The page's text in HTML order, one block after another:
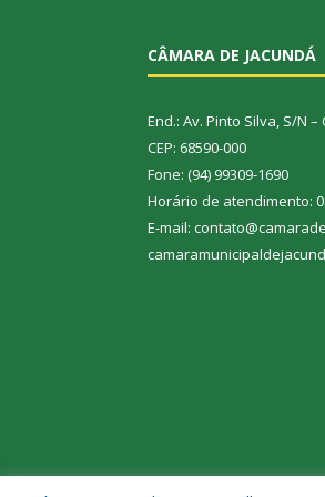
CÂMARA DE JACUNDÁ
End.: Av. Pinto Silva, S/N –
CEP: 68590-000
Fone: (94) 99309-1690
Horário de atendimento:
E-mail: